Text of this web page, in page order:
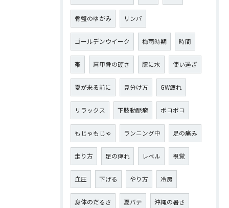
骨盤のゆがみ リンパ
ゴールデンウイーク 梅雨時期 時間
帯 肩甲骨の硬さ 膝に水 使い過ぎ
夏が来る前に 見分け方 GW疲れ
リラックス 下肢動脈瘤 ボコボコ
もじゃもじゃ ランニング中 足の痛み
走り方 足の痺れ レベル 視覚
血圧 下げる やり方 冷房
身体のだるさ 夏バテ 沖縄の暑さ